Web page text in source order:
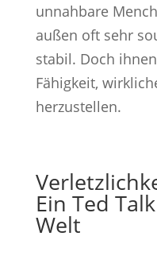
unnahbare
außen oft sehr
stabil. Doch
Fähigkeit,
herzustellen.
Ein Ted
Welt